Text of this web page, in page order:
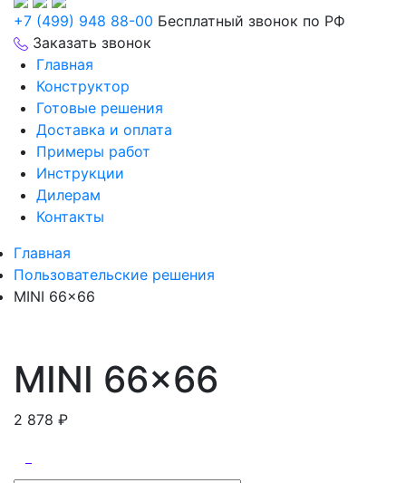
+7 (499) 948 88-00 Бесплатный звонок по РФ
Заказать звонок
Главная
Конструктор
Готовые решения
Доставка и оплата
Примеры работ
Инструкции
Дилерам
Контакты
Главная
Пользовательские решения
MINI 66×66
MINI 66×66
2 878 ₽